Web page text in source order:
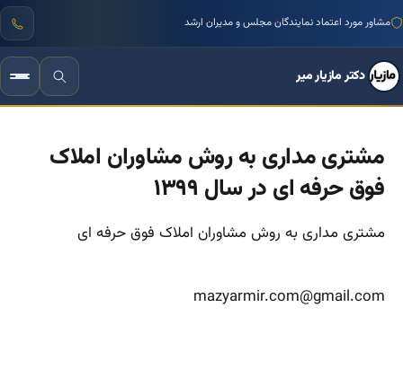
منتور بیش از ۱۰۰۰ کسب‌وکار ایرانی
دکتر مازیار میر
مشتری مداری به روش مشاوران املاک
فوق حرفه ای در سال ۱۳۹۹
مشتری مداری به روش مشاوران املاک فوق حرفه ای
mazyarmir.com@gmail.com